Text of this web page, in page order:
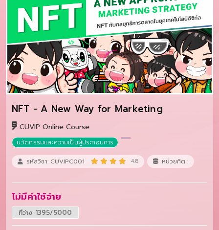
NFT - A New Way for Marketing
CUVIP Online Course
นวัตกรรมและความเป็นผู้ประกอบการ
รหัสวิชา: CUVIPC001 4.8 หน่วยกิต :
ไม่มีค่าใช้จ่าย
ที่ว่าง 1395/5000